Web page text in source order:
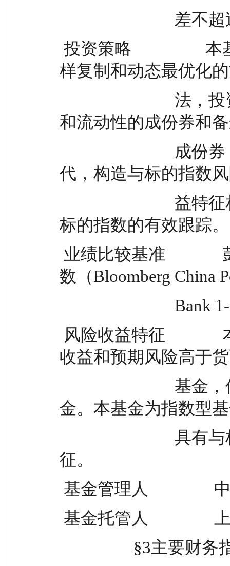
样复制和动态最优化
和流动性的成份券和
代，构造与标的指数
标的指数的有效跟踪。
数（Bloomberg China
收益和预期风险高于
金。本基金为指数型
征。
基金管理人
基金托管人